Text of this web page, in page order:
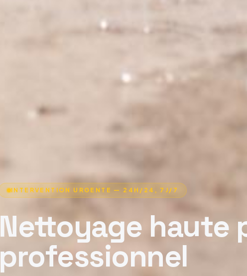
INTERVENTION URGENTE — 24H/24, 7J/7
Nettoyage haute
professionnel